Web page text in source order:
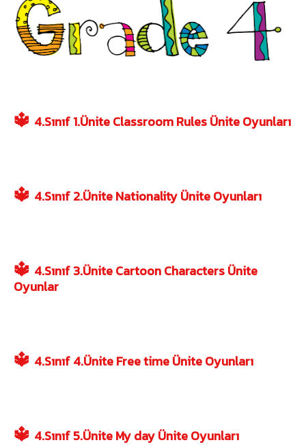
🔱 4.Sınıf 1.Ünite Classroom Rules Ünite Oyunları
🔱 4.Sınıf 2.Ünite Nationality Ünite Oyunları
🔱 4.Sınıf 3.Ünite Cartoon Characters Ünite
Oyunlar
🔱 4.Sınıf 4.Ünite Free time Ünite Oyunları
🔱 4.Sınıf 5.Ünite My day Ünite Oyunları